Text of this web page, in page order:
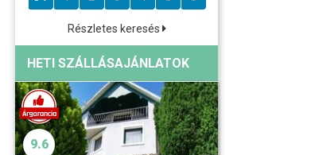
Részletes keresés
HETI SZÁLLÁSAJÁNLATOK
9.6